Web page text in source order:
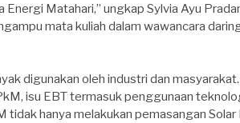
Matahari,” ungkap Sylvia Ayu
mata kuliah dalam wawancara
digunakan oleh industri dan
isu EBT termasuk penggunaan
tidak hanya melakukan pemasangan Solar